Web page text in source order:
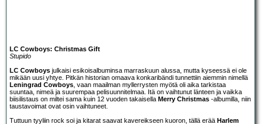
LC Cowboys: Christmas Gift
Stupido
LC Cowboys julkaisi esikoisalbuminsa marraskuun alussa, mutta kyseessä ei ole
mikään uusi yhtye. Pitkän historian omaava konkaribändi tunnettiin aiemmin nimellä
Leningrad Cowboys , vaan maailman myllerrysten myötä oli aika tarkistaa
suuntaa, nimeä ja suurempaa pelisuunnitelmaa. Itä on vaihtunut länteen ja vaikka
biisilistaus on miltei sama kuin 12 vuoden takaisella Merry Christmas -albumilla, niin
taustavoimat ovat osin vaihtuneet.
Tuttuun tyyliin rock soi ja kitarat saavat kavereikseen kuoron, tällä erää Harlem